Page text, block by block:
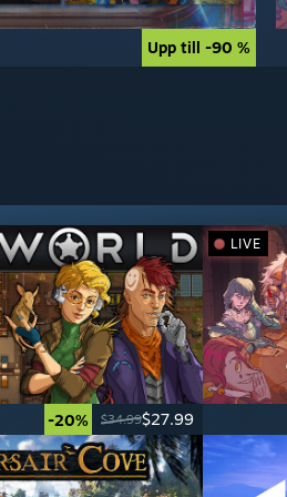
Upp till -90 %
Upp till -90 %
-20% $34.99$27.99
LIVE